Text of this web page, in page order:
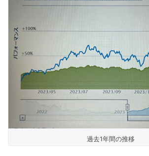
過去1年間の推移